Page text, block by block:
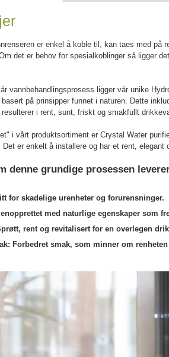
er enkel å koble til, kan taes med
det er behov for spesialkoblinger så ligger
vannbehandlingsprosess ligger vår unike
på prinsipper funnet i naturen. Dette
resulterer i rent, sunt, friskt og smakfullt
i vårt produktsortiment er Crystal Water
Det er enkelt å installere og har et rent,
denne grundige prosessen
for skadelige urenheter og forurensninger.
med naturlige egenskaper som
rent og revitalisert for en overlegen
Forbedret smak, som minner om